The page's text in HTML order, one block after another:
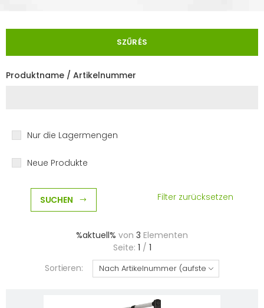
SZŰRÉS
Produktname / Artikelnummer
Nur die Lagermengen
Neue Produkte
SUCHEN Filter zurücksetzen
%aktuell% von 3 Elementen
Seite: 1 / 1
Sortieren: